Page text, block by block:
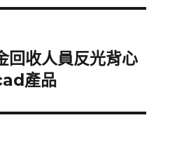
回收人員反光背心
產品